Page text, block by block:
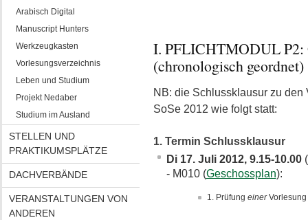
Arabisch Digital
Manuscript Hunters
Werkzeugkasten
Vorlesungsverzeichnis
Leben und Studium
Projekt Nedaber
Studium im Ausland
STELLEN UND
PRAKTIKUMSPLÄTZE
DACHVERBÄNDE
VERANSTALTUNGEN VON
ANDEREN
I. PFLICHTMODUL
(chronologisch geordnet)
NB: die Schlussklausur zu
SoSe 2012 wie folgt statt:
1. Termin Schlussklausur
Di 17. Juli 2012, 9.15-10.00
- M010 (Geschossplan):
Prüfung einer